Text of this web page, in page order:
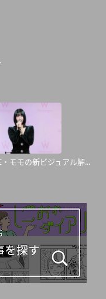
・モモの新ビジュアル解...